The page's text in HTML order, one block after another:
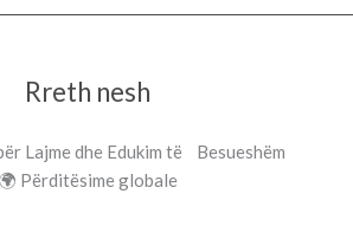
Rreth nesh
Lajme dhe Edukim të Besueshëm
🌍 Përditësime globale